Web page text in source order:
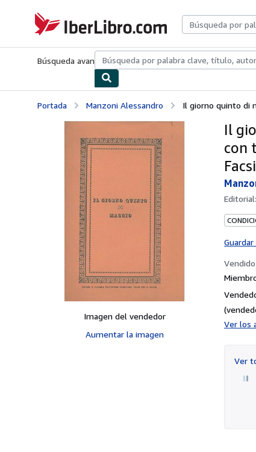
IberLibro.com
Búsqueda avanzadaColecciones Libros antiguosArte y
Portada Manzoni Alessandro Il giorno quinto di
Imagen del vendedor
Aumentar la imagen
Il
con
Editorial:
Ver los
Ver